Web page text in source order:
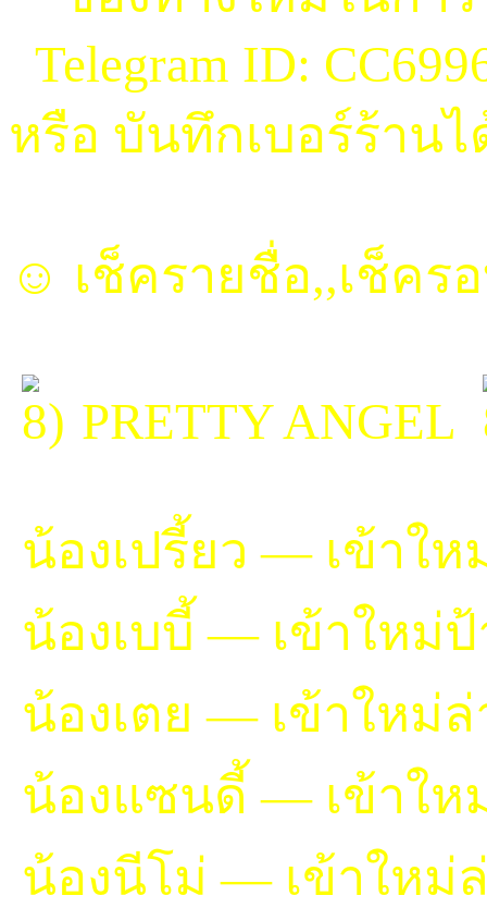
Telegram ID:
หรือ บันทึกเบอร์ร้านไ
☺ เช็ครายชื่อ,,เช็คร
PRETTY ANGEL
น้องเปรี้ยว — เข้าใ
น้องเบบี้ — เข้าใหม่
น้องเตย — เข้าใหม่
น้องแซนดี้ — เข้าให
น้องนีโม่ — เข้าใหม่